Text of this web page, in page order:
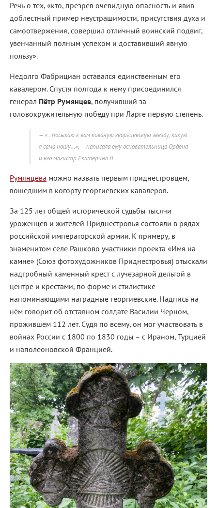
Речь о тех, «кто, презрев очевидную опасность и явив
доблестный пример неустрашимости, присутствия духа и
самоотвержения, совершил отличный воинский подвиг,
увенчанный полным успехом и доставивший явную
пользу».
Недолго Фабрициан оставался единственным его
кавалером. Спустя полгода к нему присоединился
генерал Пётр Румянцев, получивший за
головокружительную победу при Ларге первую степень.
«…посылаю к вам кованую георгиевскую звезду, какую
я сама ношу…», — написала ему основательница Ордена
и его магистр Екатерина II.
Румянцева можно назвать первым приднестровцем,
вошедшим в когорту георгиевских кавалеров.
За 125 лет общей исторической судьбы тысячи
уроженцев и жителей Приднестровья состояли в рядах
российской императорской армии. К примеру, в
знаменитом селе Рашково участники проекта «Имя на
камне» (Союз фотохудожников Приднестровья) отыскали
надгробный каменный крест с лучезарной дельтой в
центре и крестами, по форме и стилистике
напоминающими наградные георгиевские. Надпись на
нём говорит об отставном солдате Василии Черном,
прожившем 112 лет. Судя по всему, он мог участвовать в
войнах России с 1800 по 1830 годы – с Ираном, Турцией
и наполеоновской Францией.